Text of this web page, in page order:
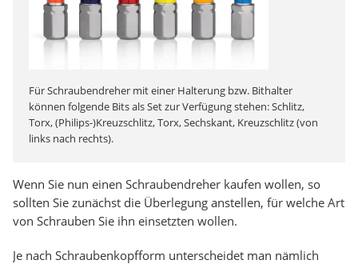
Für Schraubendreher mit einer Halterung bzw. Bithalter
können folgende Bits als Set zur Verfügung stehen: Schlitz,
Torx, (Philips-)Kreuzschlitz, Torx, Sechskant, Kreuzschlitz (von
links nach rechts).
Wenn Sie nun einen Schraubendreher kaufen wollen, so
sollten Sie zunächst die Überlegung anstellen, für welche Art
von Schrauben Sie ihn einsetzten wollen.
Je nach Schraubenkopfform unterscheidet man nämlich